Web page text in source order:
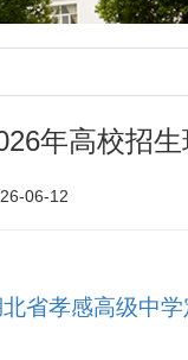
年高校招生
06-12
省孝感高级中